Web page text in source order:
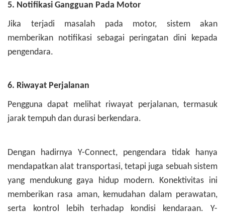
5. Notifikasi Gangguan Pada Motor
Jika terjadi masalah pada motor, sistem akan
memberikan notifikasi sebagai peringatan dini kepada
pengendara.
6. Riwayat Perjalanan
Pengguna dapat melihat riwayat perjalanan, termasuk
jarak tempuh dan durasi berkendara.
Dengan hadirnya Y-Connect, pengendara tidak hanya
mendapatkan alat transportasi, tetapi juga sebuah sistem
yang mendukung gaya hidup modern. Konektivitas ini
memberikan rasa aman, kemudahan dalam perawatan,
serta kontrol lebih terhadap kondisi kendaraan. Y-